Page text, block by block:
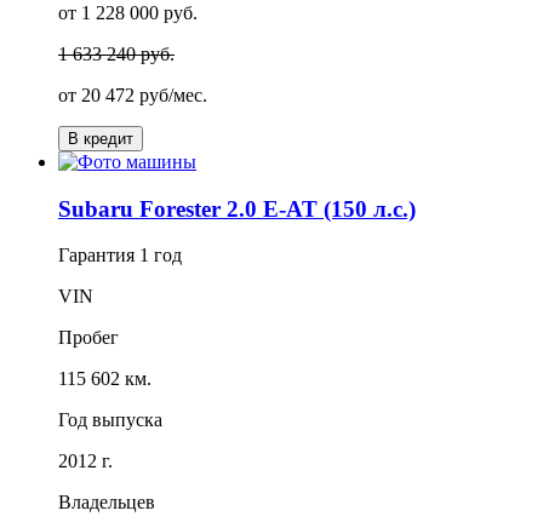
от 1 228 000 руб.
1 633 240 руб.
от 20 472 руб/мес.
В кредит
Subaru Forester 2.0 E-AT (150 л.с.)
Гарантия 1 год
VIN
Пробег
115 602 км.
Год выпуска
2012 г.
Владельцев